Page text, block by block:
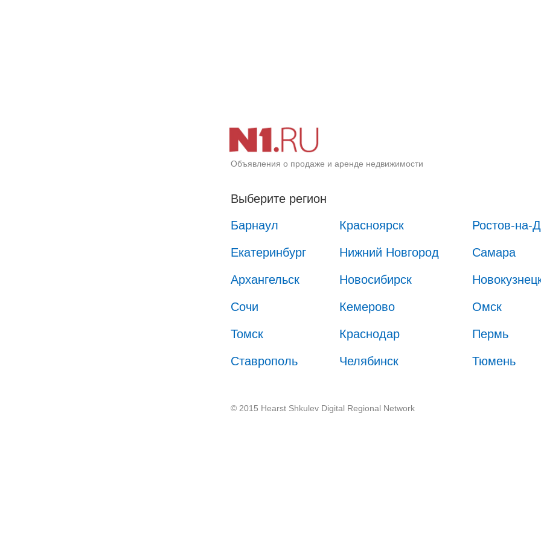
Объявления о продаже и аренде недвижимости
Выберите регион
Барнаул
Красноярск Ростов-на-
Екатеринбург Нижний Новгород Самара
Архангельск Новосибирск
Сочи Кемерово Омск
Томск Краснодар Пермь
Ставрополь Челябинск Тюмень
© 2015 Hearst Shkulev Digital Regional Network